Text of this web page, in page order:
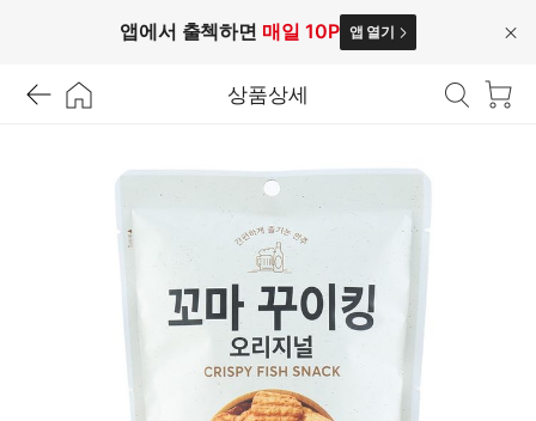
앱에서 출첵하면 매일 10P 앱 열기
닫
상품상세